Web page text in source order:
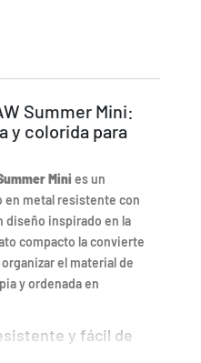
Summer Mini:
y colorida para
Mini es un
en metal resistente con
diseño inspirado en la
compacto la convierte
el material de
y ordenada en
y fácil de